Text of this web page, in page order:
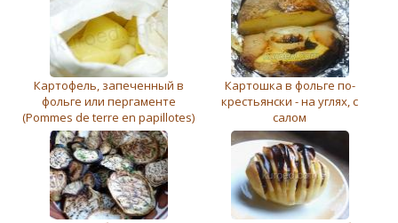
Картофель, запеченный в
фольге или пергаменте
(Pommes de terre en papillotes)
Картошка в фольге по-
крестьянски - на углях, с
салом